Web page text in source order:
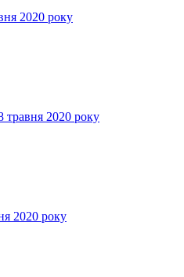
2020 року
травня 2020 року
2020 року